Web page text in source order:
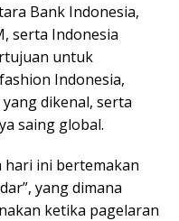
Bank Indonesia,
serta Indonesia
untuk
Indonesia,
dikenal, serta
saing global.
hari ini bertemakan
yang dimana
ketika pagelaran